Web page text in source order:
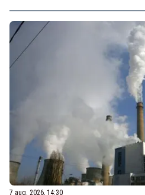
7 aug. 2026, 14:30